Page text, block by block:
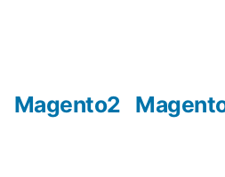
Magento2